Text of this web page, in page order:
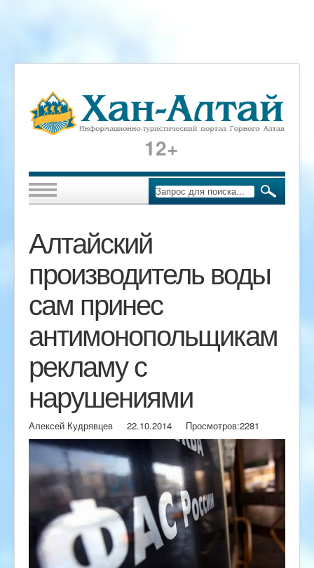
12+
Алтайский
производитель воды
сам принес
антимонопольщикам
рекламу с
нарушениями
Алексей Кудрявцев 22.10.2014 Просмотров:2281